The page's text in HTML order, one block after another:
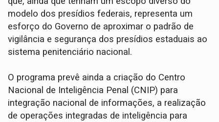
modelo dos presídios federais, representa um
esforço do Governo de aproximar o padrão de
vigilância e segurança dos presídios estaduais ao
sistema penitenciário nacional.
O programa prevê ainda a criação do Centro
Nacional de Inteligência Penal (CNIP) para
integração nacional de informações, a realização
de operações integradas de inteligência para